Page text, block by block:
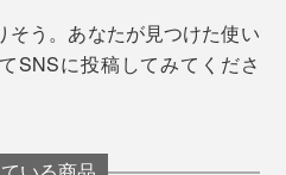
そう。あなたが見つけた使い
SNSに投稿してみてくださ